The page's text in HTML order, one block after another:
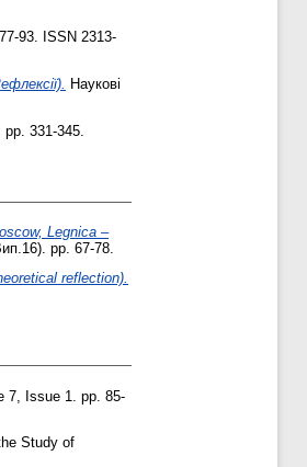
93. ISSN 2313-
Наукові
331-345.
Legnica –
pp. 67-78.
reflection).
7, Issue 1. pp. 85-
Study of